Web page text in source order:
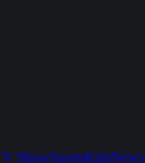
ShowSportsKidsNews